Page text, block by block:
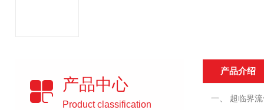
产品中心
Product classification
产品介绍
一、 超临界